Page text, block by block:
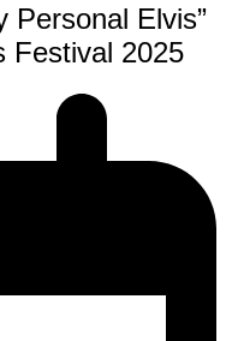
Personal Elvis”
Festival 2025